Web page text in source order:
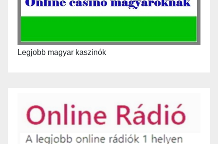
Legjobb magyar kaszinók